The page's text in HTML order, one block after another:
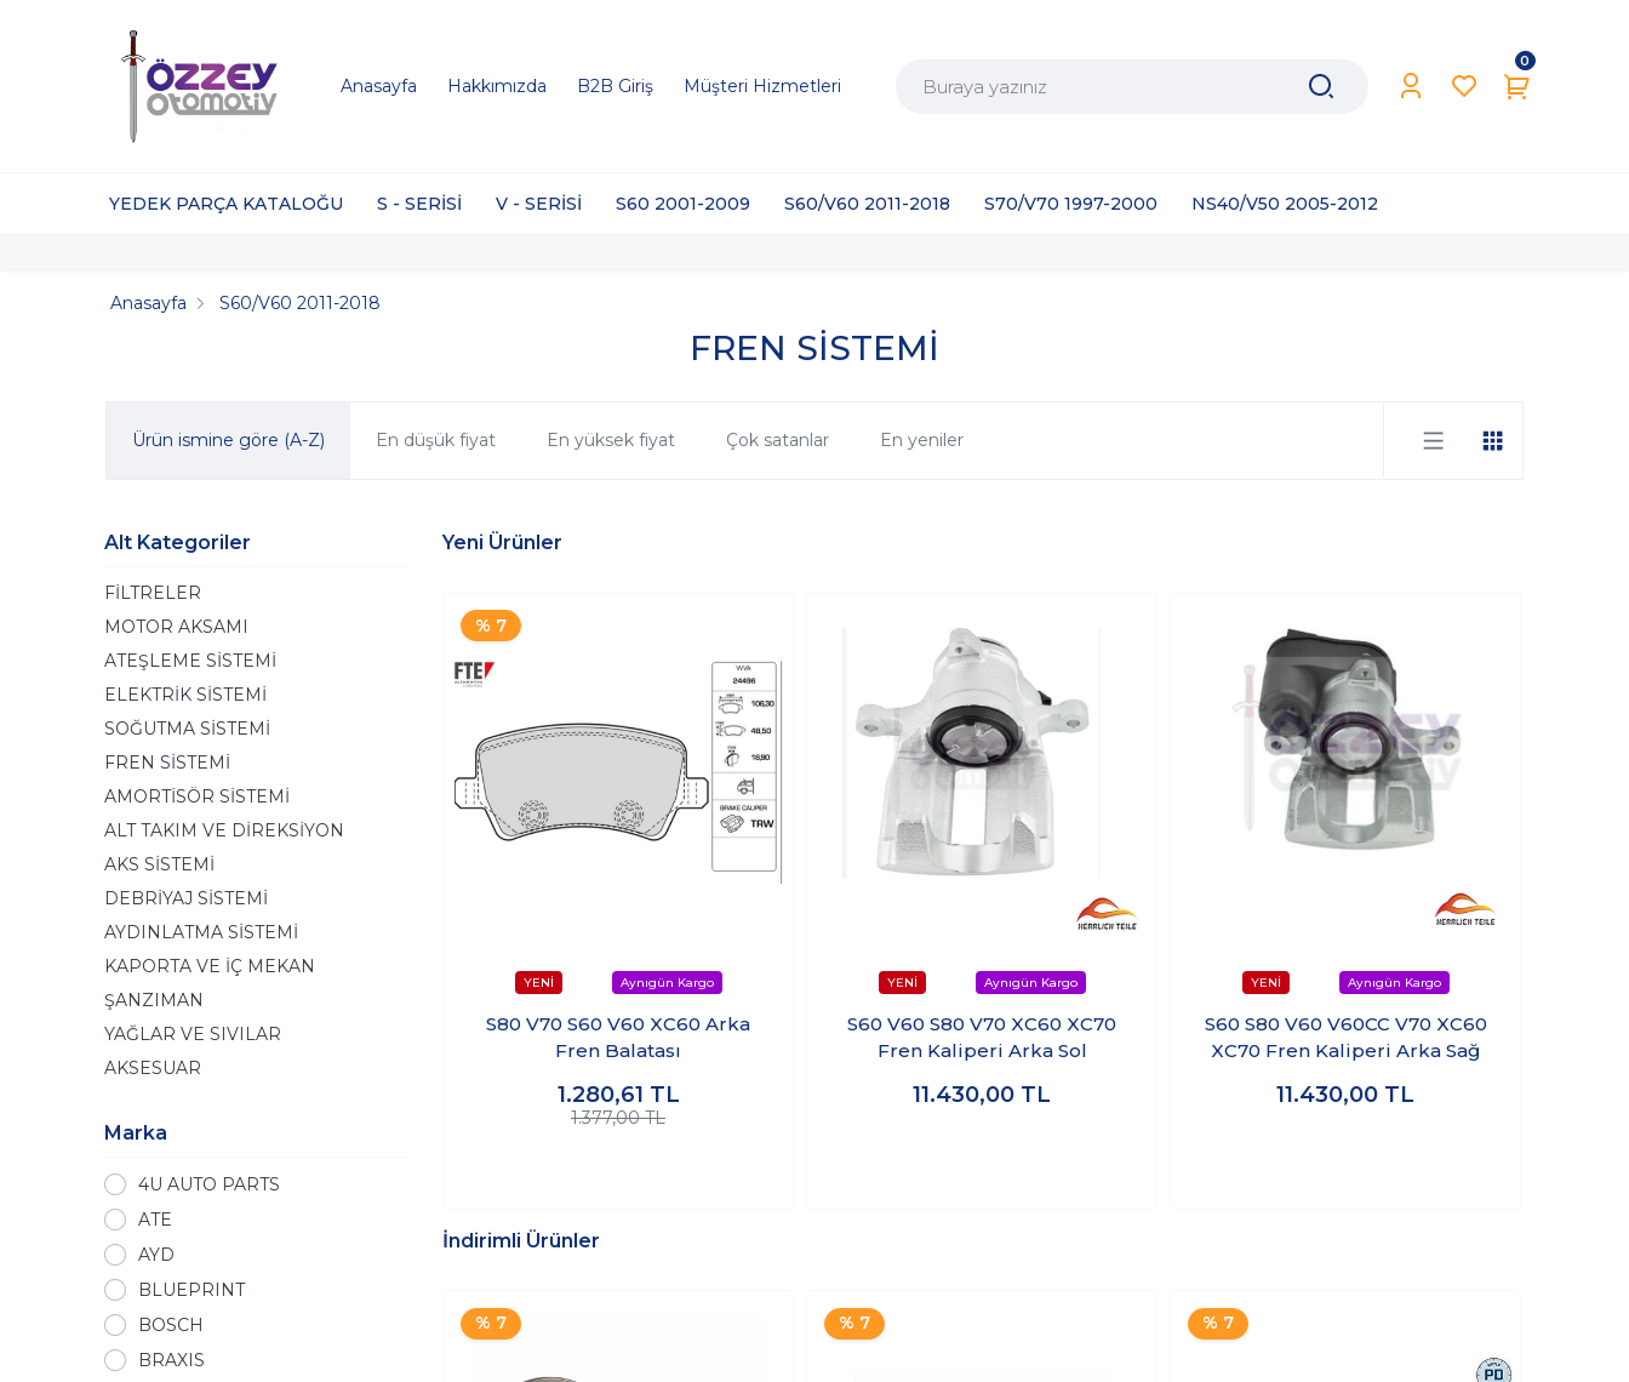
Anasayfa Hakkımızda B2B Giriş Müşteri Hizmetleri
0
YEDEK PARÇA KATALOĞU S - SERİSİ V - SERİSİ S60 2001-2009 S60/V60 2011-2018 S70/V70 1997-2000 NS40/V50 2005-2012
FREN SİSTEMİ
Anasayfa S60/V60 2011-2018
Ürün ismine göre (A-Z) En düşük fiyat En yüksek fiyat Çok satanlar En yeniler
Alt Kategoriler
FİLTRELER
MOTOR AKSAMI
ATEŞLEME SİSTEMİ
ELEKTRİK SİSTEMİ
SOĞUTMA SİSTEMİ
FREN SİSTEMİ
AMORTİSÖR SİSTEMİ
ALT TAKIM VE DİREKSİYON
AKS SİSTEMİ
DEBRİYAJ SİSTEMİ
AYDINLATMA SİSTEMİ
KAPORTA VE İÇ MEKAN
ŞANZIMAN
YAĞLAR VE SIVILAR
AKSESUAR
Marka
4U AUTO PARTS
ATE
AYD
BLUEPRINT
BOSCH
BRAXIS
Yeni Ürünler
% 7
S80 V70 S60 V60 XC60 Arka
Fren Balatası
1.280,61 TL
1.377,00 TL
S60 V60 S80 V70 XC60 XC70
Fren Kaliperi Arka Sol
11.430,00 TL
S60 S80 V60 V60CC V70 XC60
XC70 Fren Kaliperi Arka Sağ
11.430,00 TL
İndirimli Ürünler
% 7 % 7 % 7